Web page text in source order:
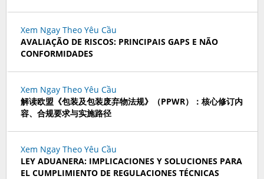
Xem Ngay Theo Yêu Cầu
AVALIAÇÃO DE RISCOS: PRINCIPAIS GAPS E NÃO
CONFORMIDADES
Xem Ngay Theo Yêu Cầu
解读欧盟《包装及包装废弃物法规》（PPWR）：核心修订内
容、合规要求与实施路径
Xem Ngay Theo Yêu Cầu
LEY ADUANERA: IMPLICACIONES Y SOLUCIONES PARA
EL CUMPLIMIENTO DE REGULACIONES TÉCNICAS